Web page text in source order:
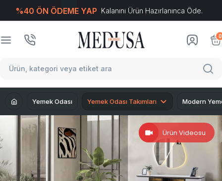
%40 ÖN ÖDEME YAP Kalanını Ürün Hazırlanınca Öde.
0
Yemek Odası Yemek Odası Takımları Modern
Ürün Videosu
T-Soft E-Ticaret Sistemleriyle Hazırlanmıştır.